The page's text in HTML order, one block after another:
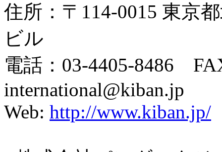
住所：〒114-0015 東京
ビル
電話：03-4405-8486
international@kiban.jp
Web: http://www.kiban.jp/